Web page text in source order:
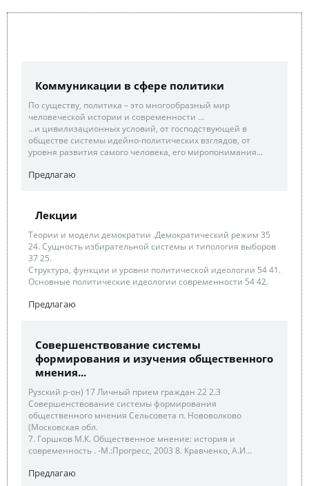
Коммуникации в сфере политики
По существу, политика – это многообразный мир
человеческой истории и современности ...
...и цивилизационных условий, от господствующей в
обществе системы идейно-политических взглядов, от
уровня развития самого человека, его миропонимания...
Предлагаю
Лекции
Теории и модели демократии .Демократический режим 35
24. Сущность избирательной системы и типология выборов
37 25.
Структура, функции и уровни политической идеологии 54 41.
Основные политические идеологии современности 54 42.
Предлагаю
Совершенствование системы
формирования и изучения общественного
мнения...
Рузский р-он) 17 Личный прием граждан 22 2.3
Совершенствование системы формирования
общественного мнения Сельсовета п. Нововолково
(Московская обл.
7. Горшков М.К. Общественное мнение: история и
современность . -М.:Прогресс, 2003 8. Кравченко, А.И...
Предлагаю